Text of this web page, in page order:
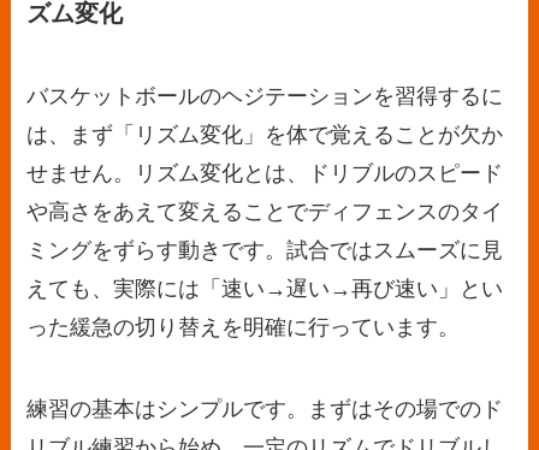
ズム変化
バスケットボールのヘジテーションを習得するに
は、まず「リズム変化」を体で覚えることが欠か
せません。リズム変化とは、ドリブルのスピード
や高さをあえて変えることでディフェンスのタイ
ミングをずらす動きです。試合ではスムーズに見
えても、実際には「速い→遅い→再び速い」とい
った緩急の切り替えを明確に行っています。
練習の基本はシンプルです。まずはその場でのド